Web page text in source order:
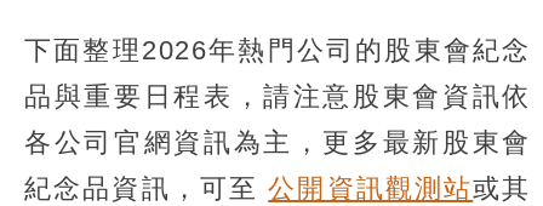
下面整理2026年熱門公司的股東會紀念
品與重要日程表，請注意股東會資訊依
各公司官網資訊為主，更多最新股東會
紀念品資訊，可至公開資訊觀測站或其